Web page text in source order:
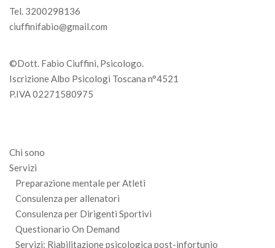
Tel. 3200298136
ciuffinifabio@gmail.com
©Dott. Fabio Ciuffini, Psicologo.
Iscrizione Albo Psicologi Toscana n°4521
P.IVA 02271580975
Chi sono
Servizi
Preparazione mentale per Atleti
Consulenza per allenatori
Consulenza per Dirigenti Sportivi
Questionario On Demand
Servizi: Riabilitazione psicologica post-infortunio